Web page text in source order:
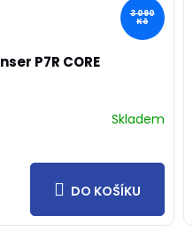
3 090
Kč
P7R CORE
Skladem
DO KOŠÍKU